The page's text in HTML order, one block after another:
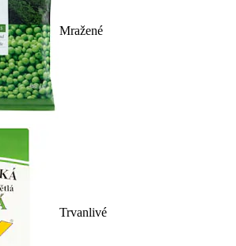
Mražené
Trvanlivé